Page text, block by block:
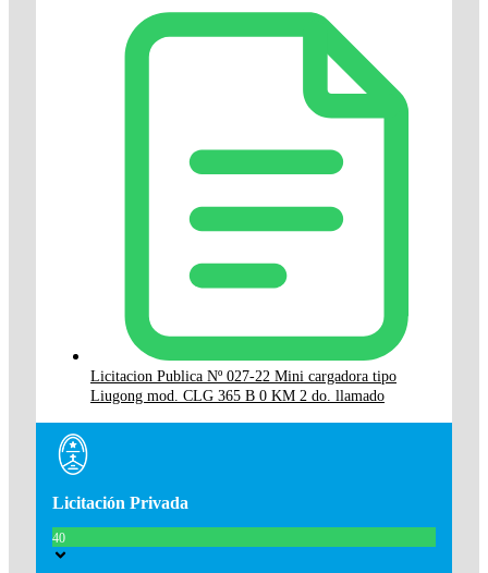
Licitacion Publica Nº 027-22 Mini cargadora tipo
Liugong mod. CLG 365 B 0 KM 2 do. llamado
Licitación Privada
40